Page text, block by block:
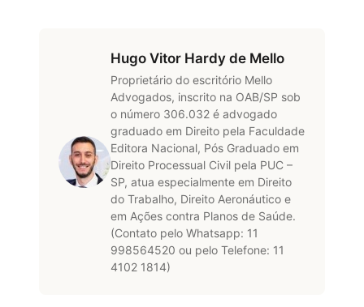
Hugo Vitor Hardy de Mello
Proprietário do escritório Mello
Advogados, inscrito na OAB/SP sob
o número 306.032 é advogado
graduado em Direito pela Faculdade
Editora Nacional, Pós Graduado em
Direito Processual Civil pela PUC –
SP, atua especialmente em Direito
do Trabalho, Direito Aeronáutico e
em Ações contra Planos de Saúde.
(Contato pelo Whatsapp: 11
998564520 ou pelo Telefone: 11
4102 1814)